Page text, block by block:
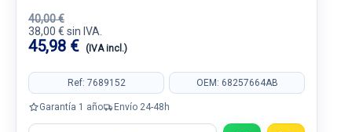
40,00 €
38,00 € sin IVA.
45,98 € (IVA incl.)
Ref: 7689152 OEM: 68257664AB
Garantía 1 año Envío 24-48h